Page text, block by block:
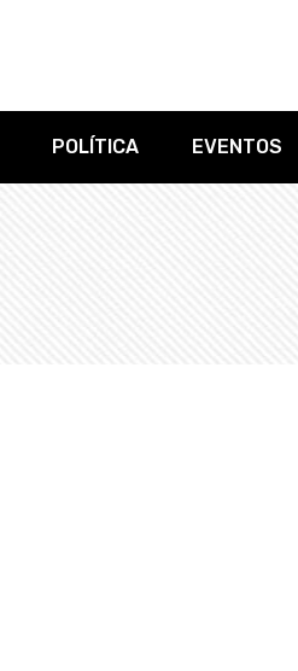
POLÍTICA EVENTOS